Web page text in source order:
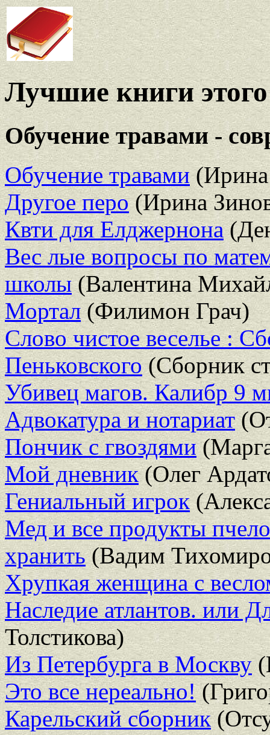
Лучшие книги этого
Обучение травами -
Обучение травами(Ирина
Другое перо(Ирина
Квти для Елджернона
Вес лые вопросы по
школы(Валентина
Мортал(Филимон Грач)
Слово чистое веселье :
Пеньковского(Сборник
Убивец магов. Калибр 9
Адвокатура и нотариат
Пончик с гвоздями
Мой дневник(Олег
Гениальный игрок
Мед и все продукты
хранить(Вадим
Хрупкая женщина с
Наследие атлантов. или
Толстикова)
Из Петербурга в Москву
Это все нереально!
Карельский сборник